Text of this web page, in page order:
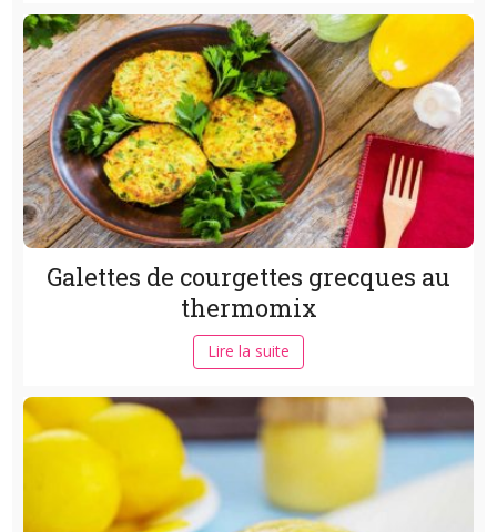
Galettes de courgettes grecques au
thermomix
Lire la suite